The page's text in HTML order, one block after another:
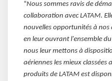
“Nous sommes ravis de
collaboration avec LATAM.
nouvelles opportunités à nos
en leur ouvrant l'ensemble du
nous leur mettons à
aériennes les mieux
produits de LATAM est